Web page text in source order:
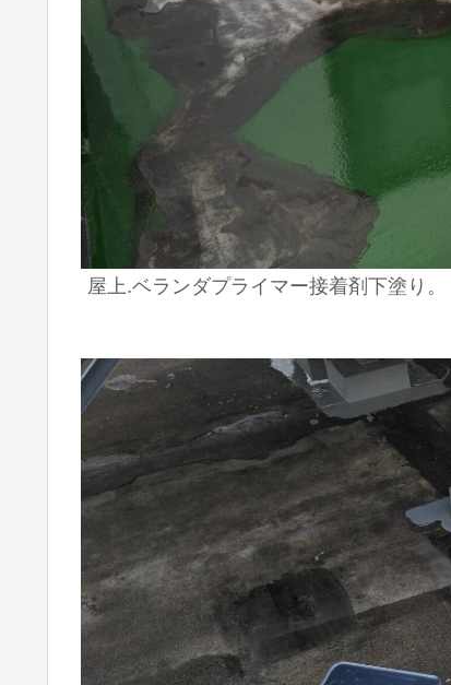
屋上.ベランダプライマー接着剤下塗り。